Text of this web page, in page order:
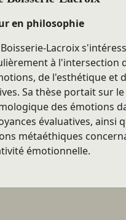
en philosophie
Lacroix
à l'intersection
de l'esthétique et
Sa thèse portait sur
des émotions
évaluatives, ainsi
métaéthiques
émotionnelle.